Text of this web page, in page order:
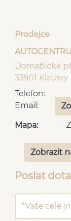
Prodejce
Domažlické
33901 Klatovy
Telefon:
Email:
Mapa:
Zobrazit
Poslat